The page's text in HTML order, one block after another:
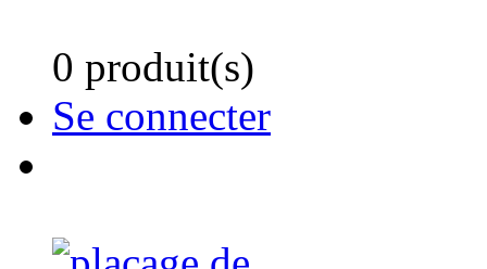
0 produit(s)
Se connecter